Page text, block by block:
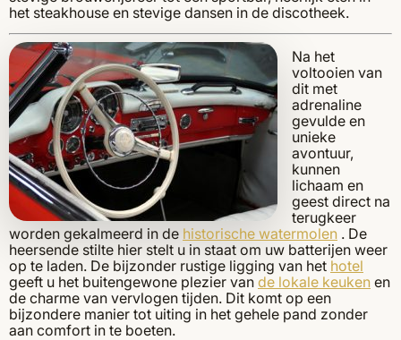
het steakhouse en stevige dansen in de discotheek.
Na het
voltooien van
dit met
adrenaline
gevulde en
unieke
avontuur,
kunnen
lichaam en
geest direct na
terugkeer
worden gekalmeerd in de historische watermolen . De
heersende stilte hier stelt u in staat om uw batterijen weer
op te laden. De bijzonder rustige ligging van het hotel
geeft u het buitengewone plezier van de lokale keuken en
de charme van vervlogen tijden. Dit komt op een
bijzondere manier tot uiting in het gehele pand zonder
aan comfort in te boeten.